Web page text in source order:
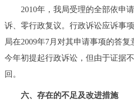
2010年，我局受理的全部依申请
诉、零行政复议。行政诉讼应诉事
局在2009年7月对其申请事项的答
今年初提起行政诉讼，但由于证据
回。
六、存在的不足及改进措施